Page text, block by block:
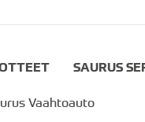
SAURUS
Vaahtoauto